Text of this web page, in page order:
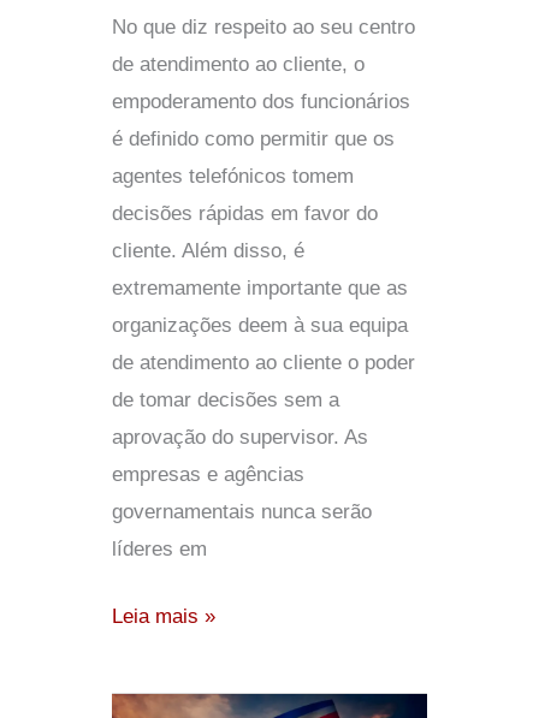
No que diz respeito ao seu centro
de atendimento ao cliente, o
empoderamento dos funcionários
é definido como permitir que os
agentes telefónicos tomem
decisões rápidas em favor do
cliente. Além disso, é
extremamente importante que as
organizações deem à sua equipa
de atendimento ao cliente o poder
de tomar decisões sem a
aprovação do supervisor. As
empresas e agências
governamentais nunca serão
líderes em
Leia mais »
Centros